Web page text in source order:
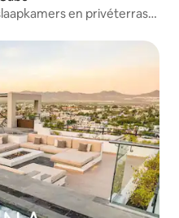
en privéterras